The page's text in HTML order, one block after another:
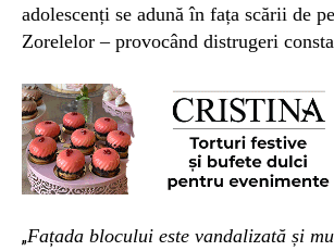
adolescenți se adună în fața scării de
Zorelelor – provocând distrugeri
„Fațada blocului este vandalizată și